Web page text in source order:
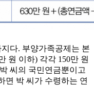
다. 부양가족공제는 본
원 이하) 각각 150만 원
씨의 국민연금뿐이고
면 박 씨가 수령하는 연